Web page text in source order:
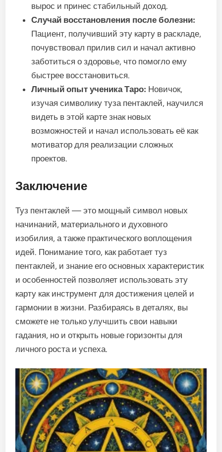
вырос и принес стабильный доход.
Случай восстановления после болезни:
Пациент, получивший эту карту в раскладе,
почувствовал прилив сил и начал активно
заботиться о здоровье, что помогло ему
быстрее восстановиться.
Личный опыт ученика Таро: Новичок,
изучая символику туза пентаклей, научился
видеть в этой карте знак новых
возможностей и начал использовать её как
мотиватор для реализации сложных
проектов.
Заключение
Туз пентаклей — это мощный символ новых
начинаний, материального и духовного
изобилия, а также практического воплощения
идей. Понимание того, как работает туз
пентаклей, и знание его основных характеристик
и особенностей позволяет использовать эту
карту как инструмент для достижения целей и
гармонии в жизни. Разбираясь в деталях, вы
сможете не только улучшить свои навыки
гадания, но и открыть новые горизонты для
личного роста и успеха.